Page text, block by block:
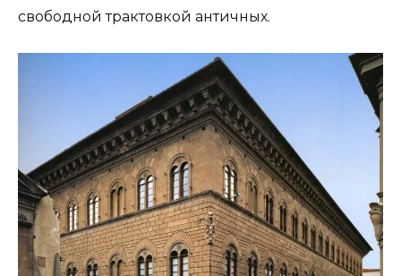
свободной трактовкой античных.